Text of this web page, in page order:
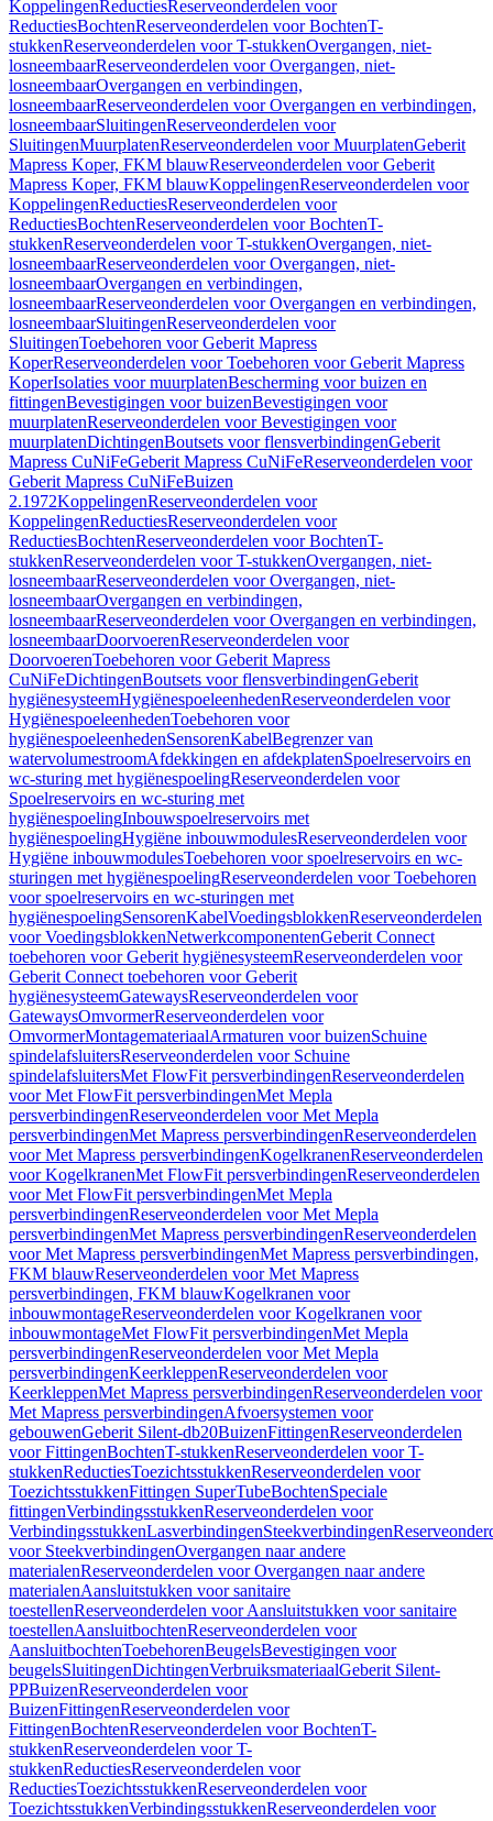
KoppelingenReductiesReserveonderdelen voor
ReductiesBochtenReserveonderdelen voor BochtenT-
stukkenReserveonderdelen voor T-stukkenOvergangen, niet-
losneembaarReserveonderdelen voor Overgangen, niet-
losneembaarOvergangen en verbindingen,
losneembaarReserveonderdelen voor Overgangen en verbindingen,
losneembaarSluitingenReserveonderdelen voor
SluitingenMuurplatenReserveonderdelen voor MuurplatenGeberit
Mapress Koper, FKM blauwReserveonderdelen voor Geberit
Mapress Koper, FKM blauwKoppelingenReserveonderdelen voor
KoppelingenReductiesReserveonderdelen voor
ReductiesBochtenReserveonderdelen voor BochtenT-
stukkenReserveonderdelen voor T-stukkenOvergangen, niet-
losneembaarReserveonderdelen voor Overgangen, niet-
losneembaarOvergangen en verbindingen,
losneembaarReserveonderdelen voor Overgangen en verbindingen,
losneembaarSluitingenReserveonderdelen voor
SluitingenToebehoren voor Geberit Mapress
KoperReserveonderdelen voor Toebehoren voor Geberit Mapress
KoperIsolaties voor muurplatenBescherming voor buizen en
fittingenBevestigingen voor buizenBevestigingen voor
muurplatenReserveonderdelen voor Bevestigingen voor
muurplatenDichtingenBoutsets voor flensverbindingenGeberit
Mapress CuNiFeGeberit Mapress CuNiFeReserveonderdelen voor
Geberit Mapress CuNiFeBuizen
2.1972KoppelingenReserveonderdelen voor
KoppelingenReductiesReserveonderdelen voor
ReductiesBochtenReserveonderdelen voor BochtenT-
stukkenReserveonderdelen voor T-stukkenOvergangen, niet-
losneembaarReserveonderdelen voor Overgangen, niet-
losneembaarOvergangen en verbindingen,
losneembaarReserveonderdelen voor Overgangen en verbindingen,
losneembaarDoorvoerenReserveonderdelen voor
DoorvoerenToebehoren voor Geberit Mapress
CuNiFeDichtingenBoutsets voor flensverbindingenGeberit
hygiënesysteemHygiënespoeleenhedenReserveonderdelen voor
HygiënespoeleenhedenToebehoren voor
hygiënespoeleenhedenSensorenKabelBegrenzer van
watervolumestroomAfdekkingen en afdekplatenSpoelreservoirs en
wc-sturing met hygiënespoelingReserveonderdelen voor
Spoelreservoirs en wc-sturing met
hygiënespoelingInbouwspoelreservoirs met
hygiënespoelingHygiëne inbouwmodulesReserveonderdelen voor
Hygiëne inbouwmodulesToebehoren voor spoelreservoirs en wc-
sturingen met hygiënespoelingReserveonderdelen voor Toebehoren
voor spoelreservoirs en wc-sturingen met
hygiënespoelingSensorenKabelVoedingsblokkenReserveonderdelen
voor VoedingsblokkenNetwerkcomponentenGeberit Connect
toebehoren voor Geberit hygiënesysteemReserveonderdelen voor
Geberit Connect toebehoren voor Geberit
hygiënesysteemGatewaysReserveonderdelen voor
GatewaysOmvormerReserveonderdelen voor
OmvormerMontagemateriaalArmaturen voor buizenSchuine
spindelafsluitersReserveonderdelen voor Schuine
spindelafsluitersMet FlowFit persverbindingenReserveonderdelen
voor Met FlowFit persverbindingenMet Mepla
persverbindingenReserveonderdelen voor Met Mepla
persverbindingenMet Mapress persverbindingenReserveonderdelen
voor Met Mapress persverbindingenKogelkranenReserveonderdelen
voor KogelkranenMet FlowFit persverbindingenReserveonderdelen
voor Met FlowFit persverbindingenMet Mepla
persverbindingenReserveonderdelen voor Met Mepla
persverbindingenMet Mapress persverbindingenReserveonderdelen
voor Met Mapress persverbindingenMet Mapress persverbindingen,
FKM blauwReserveonderdelen voor Met Mapress
persverbindingen, FKM blauwKogelkranen voor
inbouwmontageReserveonderdelen voor Kogelkranen voor
inbouwmontageMet FlowFit persverbindingenMet Mepla
persverbindingenReserveonderdelen voor Met Mepla
persverbindingenKeerkleppenReserveonderdelen voor
KeerkleppenMet Mapress persverbindingenReserveonderdelen voor
Met Mapress persverbindingenAfvoersystemen voor
gebouwenGeberit Silent-db20BuizenFittingenReserveonderdelen
voor FittingenBochtenT-stukkenReserveonderdelen voor T-
stukkenReductiesToezichtsstukkenReserveonderdelen voor
ToezichtsstukkenFittingen SuperTubeBochtenSpeciale
fittingenVerbindingsstukkenReserveonderdelen voor
VerbindingsstukkenLasverbindingenSteekverbindingen
voor SteekverbindingenOvergangen naar andere
materialenReserveonderdelen voor Overgangen naar andere
materialenAansluitstukken voor sanitaire
toestellenReserveonderdelen voor Aansluitstukken voor sanitaire
toestellenAansluitbochtenReserveonderdelen voor
AansluitbochtenToebehorenBeugelsBevestigingen voor
beugelsSluitingenDichtingenVerbruiksmateriaalGeberit Silent-
PPBuizenReserveonderdelen voor
BuizenFittingenReserveonderdelen voor
FittingenBochtenReserveonderdelen voor BochtenT-
stukkenReserveonderdelen voor T-
stukkenReductiesReserveonderdelen voor
ReductiesToezichtsstukkenReserveonderdelen voor
ToezichtsstukkenVerbindingsstukkenReserveonderdelen voor